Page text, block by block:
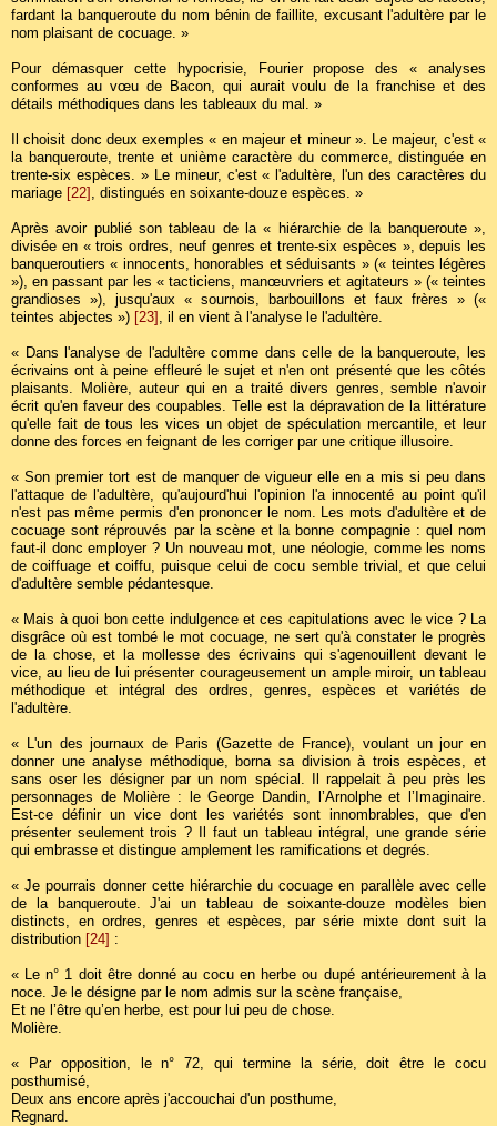
fardant la banqueroute du nom bénin de faillite, excusant l'adultère par le
nom plaisant de cocuage. »
Pour démasquer cette hypocrisie, Fourier propose des « analyses
conformes au vœu de Bacon, qui aurait voulu de la franchise et des
détails méthodiques dans les tableaux du mal. »
Il choisit donc deux exemples « en majeur et mineur ». Le majeur, c'est «
la banqueroute, trente et unième caractère du commerce, distinguée en
trente-six espèces. » Le mineur, c'est « l'adultère, l'un des caractères du
mariage [22] , distingués en soixante-douze espèces. »
Après avoir publié son tableau de la « hiérarchie de la banqueroute »,
divisée en « trois ordres, neuf genres et trente-six espèces », depuis les
banqueroutiers « innocents, honorables et séduisants » (« teintes légères
»), en passant par les « tacticiens, manœuvriers et agitateurs » (« teintes
grandioses »), jusqu'aux « sournois, barbouillons et faux frères » («
teintes abjectes ») [23] , il en vient à l'analyse le l'adultère.
« Dans l'analyse de l'adultère comme dans celle de la banqueroute, les
écrivains ont à peine effleuré le sujet et n'en ont présenté que les côtés
plaisants. Molière, auteur qui en a traité divers genres, semble n'avoir
écrit qu'en faveur des coupables. Telle est la dépravation de la littérature
qu'elle fait de tous les vices un objet de spéculation mercantile, et leur
donne des forces en feignant de les corriger par une critique illusoire.
« Son premier tort est de manquer de vigueur elle en a mis si peu dans
l'attaque de l'adultère, qu'aujourd'hui l'opinion l'a innocenté au point qu'il
n'est pas même permis d'en prononcer le nom. Les mots d'adultère et de
cocuage sont réprouvés par la scène et la bonne compagnie : quel nom
faut-il donc employer ? Un nouveau mot, une néologie, comme les noms
de coiffuage et coiffu, puisque celui de cocu semble trivial, et que celui
d'adultère semble pédantesque.
« Mais à quoi bon cette indulgence et ces capitulations avec le vice ? La
disgrâce où est tombé le mot cocuage, ne sert qu'à constater le progrès
de la chose, et la mollesse des écrivains qui s'agenouillent devant le
vice, au lieu de lui présenter courageusement un ample miroir, un tableau
méthodique et intégral des ordres, genres, espèces et variétés de
l'adultère.
« L'un des journaux de Paris (Gazette de France), voulant un jour en
donner une analyse méthodique, borna sa division à trois espèces, et
sans oser les désigner par un nom spécial. Il rappelait à peu près les
personnages de Molière : le George Dandin, l’Arnolphe et l’Imaginaire.
Est-ce définir un vice dont les variétés sont innombrables, que d'en
présenter seulement trois ? Il faut un tableau intégral, une grande série
qui embrasse et distingue amplement les ramifications et degrés.
« Je pourrais donner cette hiérarchie du cocuage en parallèle avec celle
de la banqueroute. J'ai un tableau de soixante-douze modèles bien
distincts, en ordres, genres et espèces, par série mixte dont suit la
distribution [24] :
« Le n° 1 doit être donné au cocu en herbe ou dupé antérieurement à la
noce. Je le désigne par le nom admis sur la scène française,
Et ne l’être qu’en herbe, est pour lui peu de chose.
Molière.
« Par opposition, le n° 72, qui termine la série, doit être le cocu
posthumisé,
Deux ans encore après j'accouchai d'un posthume,
Regnard.